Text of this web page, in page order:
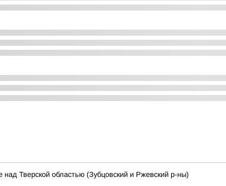
Тверской областью (Зубцовский и Ржевский р-ны)